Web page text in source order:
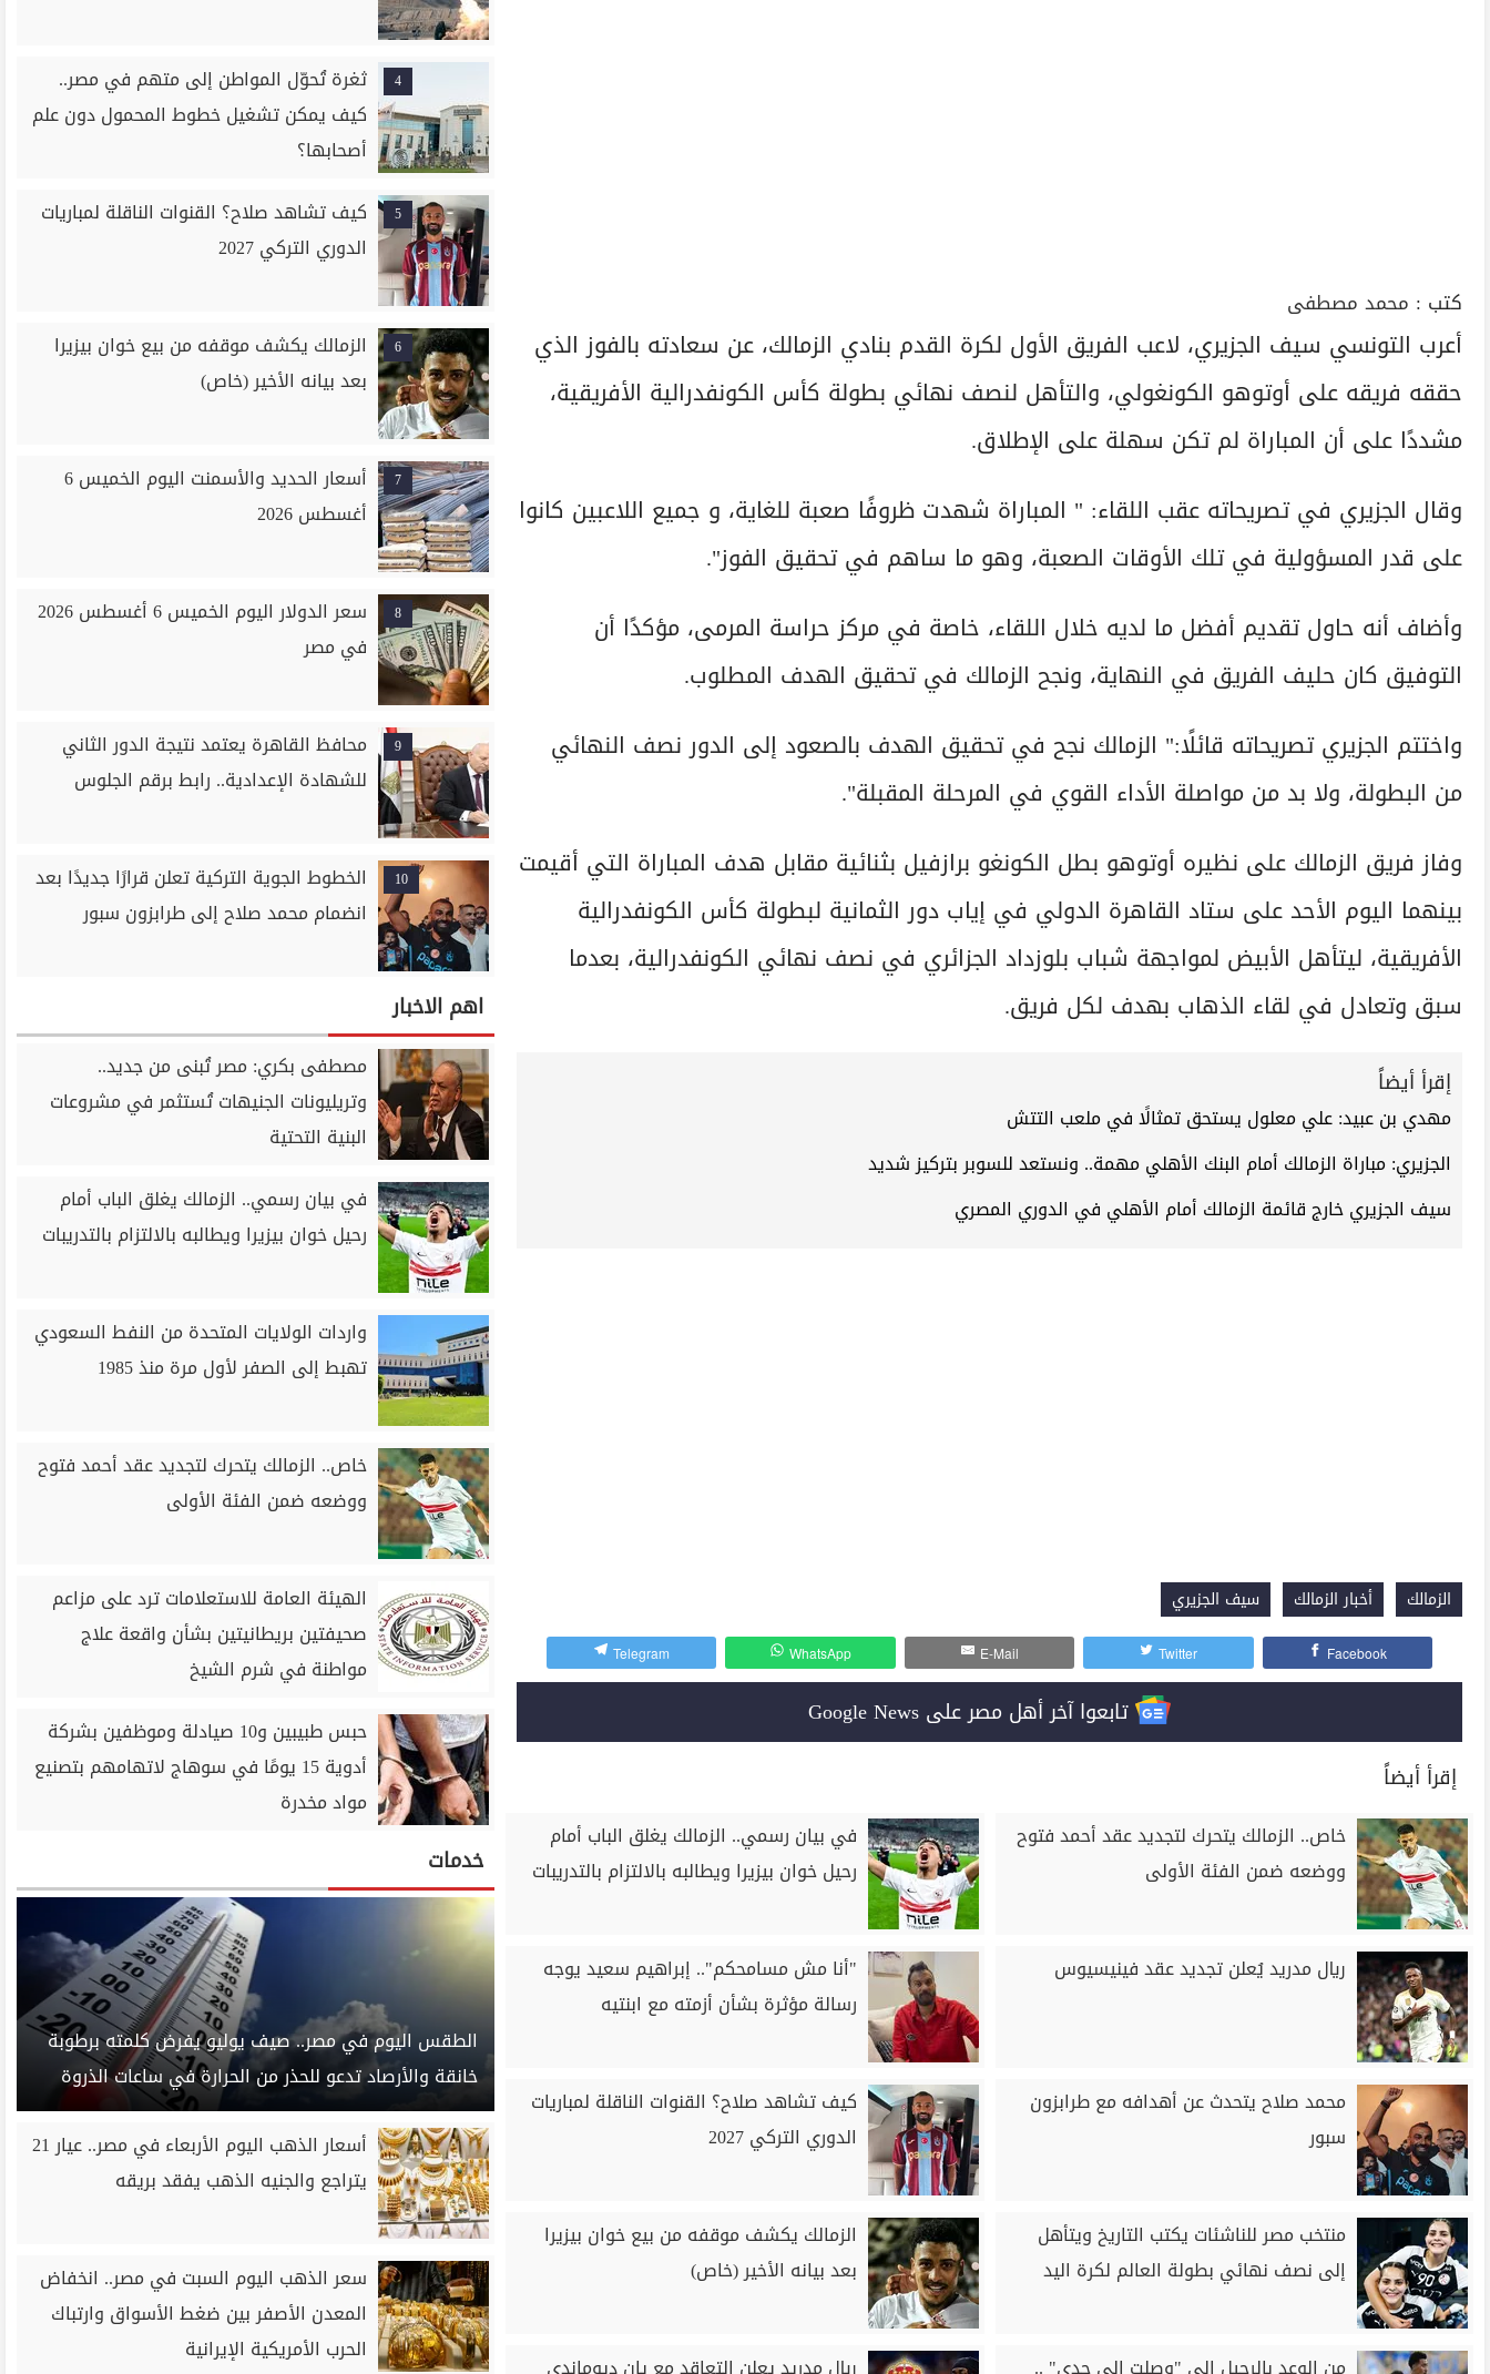
كتب : محمد مصطفى
أعرب التونسي سيف الجزيري، لاعب الفريق الأول لكرة القدم بنادي الزمالك، عن سعادته بالفوز الذي
حققه فريقه على أوتوهو الكونغولي، والتأهل لنصف نهائي بطولة كأس الكونفدرالية الأفريقية،
مشددًا على أن المباراة لم تكن سهلة على الإطلاق.
وقال الجزيري في تصريحاته عقب اللقاء: " المباراة شهدت ظروفًا صعبة للغاية، و جميع اللاعبين كانوا
على قدر المسؤولية في تلك الأوقات الصعبة، وهو ما ساهم في تحقيق الفوز".
وأضاف أنه حاول تقديم أفضل ما لديه خلال اللقاء، خاصة في مركز حراسة المرمى، مؤكدًا أن
التوفيق كان حليف الفريق في النهاية، ونجح الزمالك في تحقيق الهدف المطلوب.
واختتم الجزيري تصريحاته قائلًا:" الزمالك نجح في تحقيق الهدف بالصعود إلى الدور نصف النهائي
من البطولة، ولا بد من مواصلة الأداء القوي في المرحلة المقبلة".
وفاز فريق الزمالك على نظيره أوتوهو بطل الكونغو برازفيل بثنائية مقابل هدف المباراة التي أقيمت
بينهما اليوم الأحد على ستاد القاهرة الدولي في إياب دور الثمانية لبطولة كأس الكونفدرالية
الأفريقية، ليتأهل الأبيض لمواجهة شباب بلوزداد الجزائري في نصف نهائي الكونفدرالية، بعدما
سبق وتعادل في لقاء الذهاب بهدف لكل فريق.
إقرأ أيضاً
مهدي بن عبيد: علي معلول يستحق تمثالًا في ملعب التتش
الجزيري: مباراة الزمالك أمام البنك الأهلي مهمة.. ونستعد للسوبر بتركيز شديد
سيف الجزيري خارج قائمة الزمالك أمام الأهلي في الدوري المصري
الزمالك أخبار الزمالك سيف الجزيري
Facebook
Twitter
E-Mail
WhatsApp
Telegram
تابعوا آخر أهل مصر على Google News
إقرأ أيضاً
خاص.. الزمالك يتحرك لتجديد عقد أحمد فتوح
ووضعه ضمن الفئة الأولى
في بيان رسمي.. الزمالك يغلق الباب أمام
رحيل خوان بيزيرا ويطالبه بالالتزام بالتدريبات
ريال مدريد يُعلن تجديد عقد فينيسيوس
"أنا مش مسامحكم".. إبراهيم سعيد يوجه
رسالة مؤثرة بشأن أزمته مع ابنتيه
محمد صلاح يتحدث عن أهدافه مع طرابزون
سبور
كيف تشاهد صلاح؟ القنوات الناقلة لمباريات
الدوري التركي 2027
منتخب مصر للناشئات يكتب التاريخ ويتأهل
إلى نصف نهائي بطولة العالم لكرة اليد
الزمالك يكشف موقفه من بيع خوان بيزيرا
بعد بيانه الأخير (خاص)
4
ثغرة تُحوّل المواطن إلى متهم في مصر..
كيف يمكن تشغيل خطوط المحمول دون علم
أصحابها؟
5
كيف تشاهد صلاح؟ القنوات الناقلة لمباريات
الدوري التركي 2027
6
الزمالك يكشف موقفه من بيع خوان بيزيرا
بعد بيانه الأخير (خاص)
7
أسعار الحديد والأسمنت اليوم الخميس 6
أغسطس 2026
8
سعر الدولار اليوم الخميس 6 أغسطس 2026
في مصر
9
محافظ القاهرة يعتمد نتيجة الدور الثاني
للشهادة الإعدادية.. رابط برقم الجلوس
10
الخطوط الجوية التركية تعلن قرارًا جديدًا بعد
انضمام محمد صلاح إلى طرابزون سبور
اهم الاخبار
مصطفى بكري: مصر تُبنى من جديد..
وتريليونات الجنيهات تُستثمر في مشروعات
البنية التحتية
في بيان رسمي.. الزمالك يغلق الباب أمام
رحيل خوان بيزيرا ويطالبه بالالتزام بالتدريبات
واردات الولايات المتحدة من النفط السعودي
تهبط إلى الصفر لأول مرة منذ 1985
خاص.. الزمالك يتحرك لتجديد عقد أحمد فتوح
ووضعه ضمن الفئة الأولى
الهيئة العامة للاستعلامات ترد على مزاعم
صحيفتين بريطانيتين بشأن واقعة علاج
مواطنة في شرم الشيخ
حبس طبيبين و10 صيادلة وموظفين بشركة
أدوية 15 يومًا في سوهاج لاتهامهم بتصنيع
مواد مخدرة
خدمات
الطقس اليوم في مصر.. صيف يوليو يفرض كلمته برطوبة
خانقة والأرصاد تدعو للحذر من الحرارة في ساعات الذروة
أسعار الذهب اليوم الأربعاء في مصر.. عيار 21
يتراجع والجنيه الذهب يفقد بريقه
سعر الذهب اليوم السبت في مصر.. انخفاض
المعدن الأصفر بين ضغط الأسواق وارتباك
الحرب الأمريكية الإيرانية